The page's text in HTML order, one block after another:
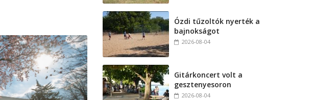
Ózdi tűzoltók nyerték a
bajnokságot
2026-08-04
Gitárkoncert volt a
gesztenyesoron
2026-08-04